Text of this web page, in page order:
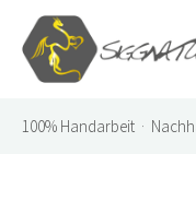
100% Handarbeit ·